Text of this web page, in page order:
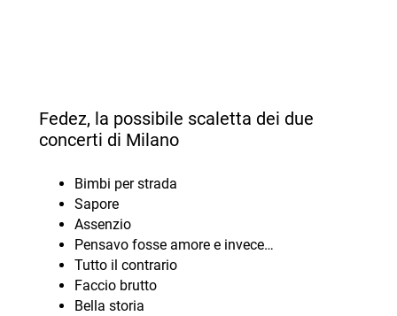
Fedez, la possibile scaletta dei due
concerti di Milano
Bimbi per strada
Sapore
Assenzio
Pensavo fosse amore e invece…
Tutto il contrario
Faccio brutto
Bella storia